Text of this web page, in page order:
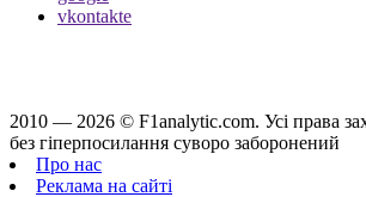
vkontakte
2010 — 2026 © F1analytic.com. Усi права
без гіперпосилання суворо заборонений
Про нас
Реклама на сайті